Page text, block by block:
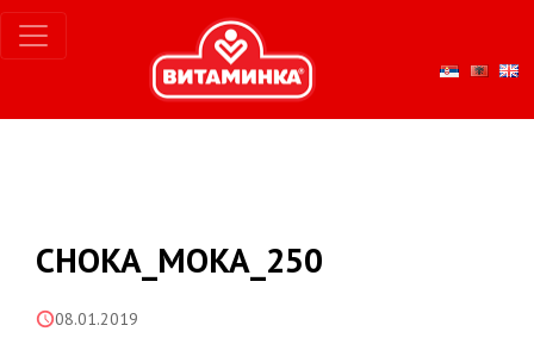
CHOKA_MOKA_250
08.01.2019